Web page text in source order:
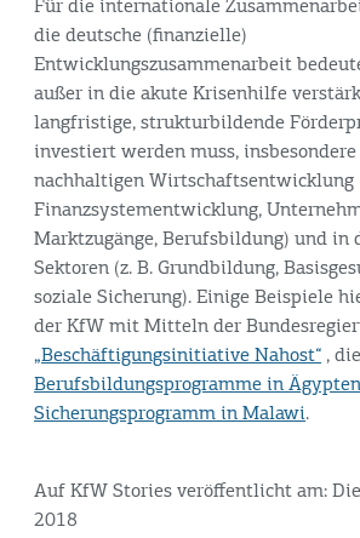
Für die internationale
die deutsche (finanzielle)
Entwicklungszusammenarbeit
außer in die akute Krisenhilfe
langfristige, strukturbildende
investiert werden muss,
nachhaltigen Wirtschaftsentwicklung
Finanzsystementwicklung,
Marktzugänge, Berufsbildung) und in
Sektoren (z. B. Grundbildung,
soziale Sicherung). Einige Beispiele
der KfW mit Mitteln der
„Beschäftigungsinitiative Nahost“ , die
Berufsbildungsprogramme in Ägypten
Sicherungsprogramm in Malawi.
Auf KfW Stories veröffentlicht am:
2018